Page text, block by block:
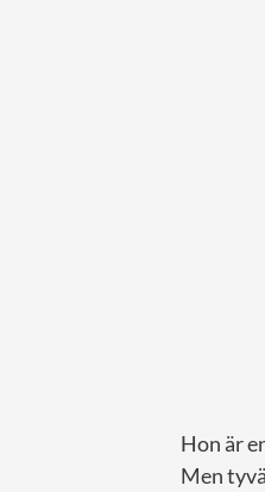
Hon är
Men